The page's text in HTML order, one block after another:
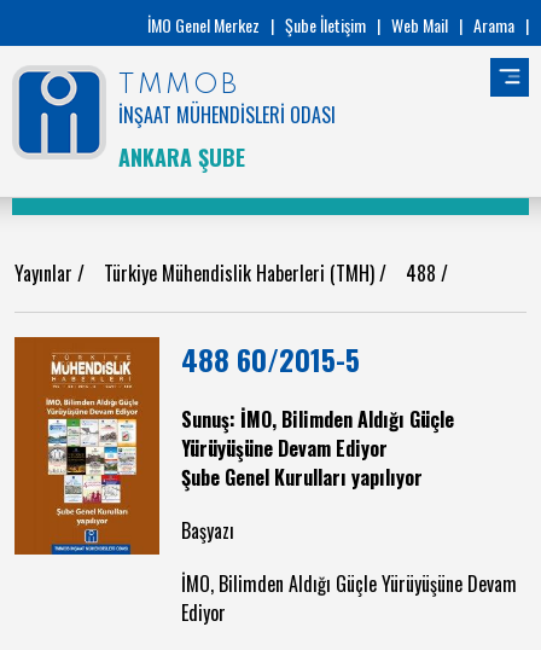
İMO Genel Merkez | Şube İletişim | Web Mail | Arama |
TMMOB
İNŞAAT MÜHENDİSLERİ ODASI
ANKARA ŞUBE
Yayınlar / Türkiye Mühendislik Haberleri (TMH)/ 488 /
488 60/2015-5
Sunuş: İMO, Bilimden Aldığı Güçle
Yürüyüşüne Devam Ediyor
Şube Genel Kurulları yapılıyor
Başyazı
İMO, Bilimden Aldığı Güçle Yürüyüşüne Devam
Ediyor